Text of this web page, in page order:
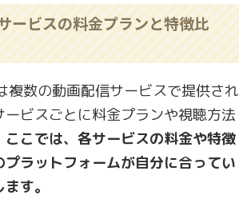
ービスの料金プランと特徴比
複数の動画配信サービスで提供され
ービスごとに料金プランや視聴方法
ここでは、各サービスの料金や特徴
プラットフォームが自分に合ってい
す。